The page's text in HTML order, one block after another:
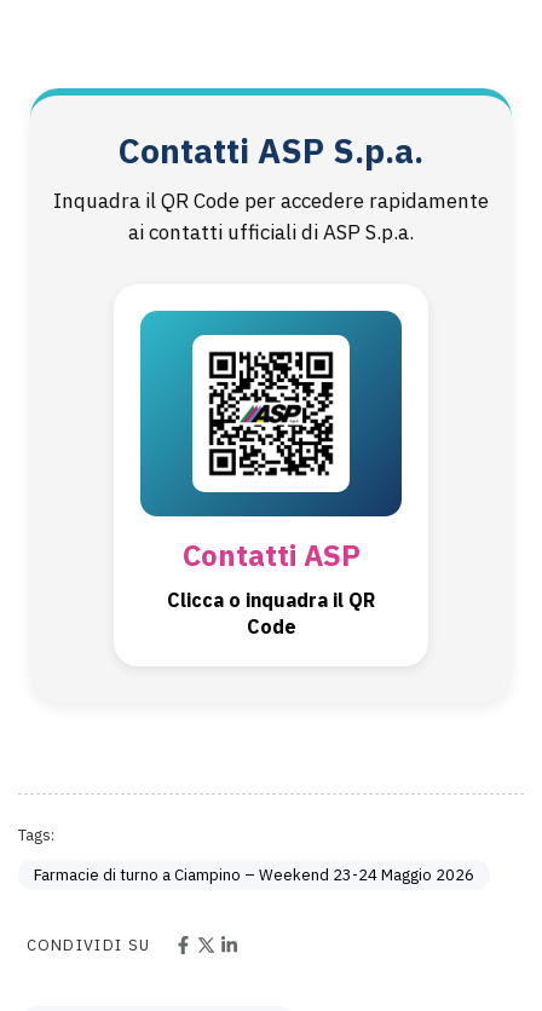
Contatti ASP S.p.a.
Inquadra il QR Code per accedere rapidamente
ai contatti ufficiali di ASP S.p.a.
Contatti ASP
Clicca o inquadra il QR
Code
Tags:
Farmacie di turno a Ciampino – Weekend 23-24 Maggio 2026
CONDIVIDI SU